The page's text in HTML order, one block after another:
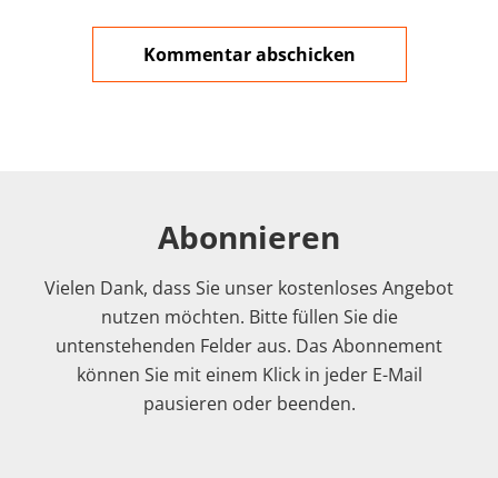
Abonnieren
Vielen Dank, dass Sie unser kostenloses Angebot
nutzen möchten. Bitte füllen Sie die
untenstehenden Felder aus. Das Abonnement
können Sie mit einem Klick in jeder E-Mail
pausieren oder beenden.